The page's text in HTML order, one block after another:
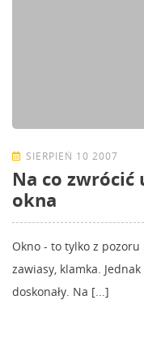
SIERPIEŃ 10 2007
Na co zwrócić
okna
Okno - to tylko z
zawiasy, klamka.
doskonały. Na [...]